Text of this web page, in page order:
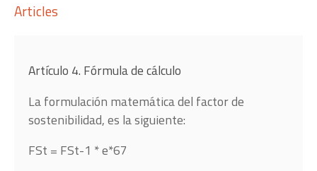
Articles
Artículo 4. Fórmula de cálculo
La formulación matemática del factor de
sostenibilidad, es la siguiente:
FSt = FSt-1 * e*67